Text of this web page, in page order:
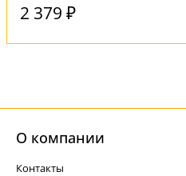
2 379 ₽
О компании
Контакты